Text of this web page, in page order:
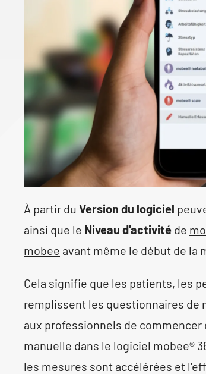
À partir du Version du logiciel
ainsi que le Niveau d'activité de
mobee avant même le début de la
Cela signifie que les patients, les
remplissent les questionnaires de
aux professionnels de
manuelle dans le logiciel mobee®
les mesures sont accélérées et